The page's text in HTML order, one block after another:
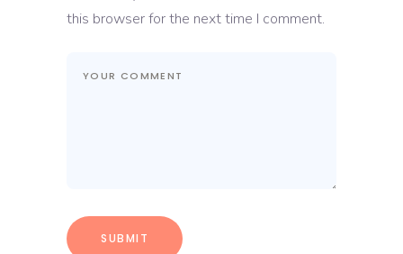
this browser for the next time I comment.